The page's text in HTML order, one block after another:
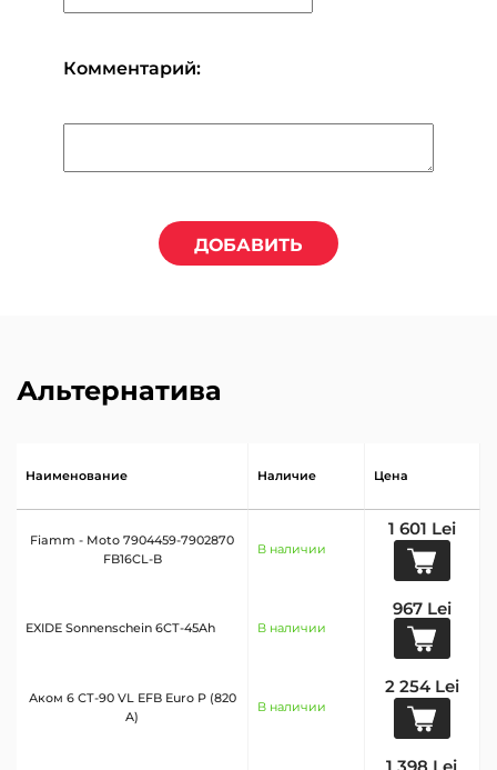
Комментарий:
ДОБАВИТЬ
Альтернатива
Наименование Наличие Цена
Fiamm - Moto 7904459-7902870
FB16CL-B
В наличии
1 601 Lei
EXIDE Sonnenschein 6СТ-45Ah В наличии
967 Lei
Аком 6 СТ-90 VL EFB Euro P (820
A)
В наличии
2 254 Lei